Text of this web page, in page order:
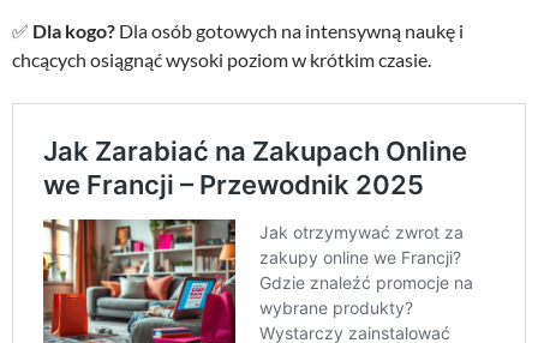
✅ Dla kogo? Dla osób gotowych na intensywną naukę i
chcących osiągnąć wysoki poziom w krótkim czasie.